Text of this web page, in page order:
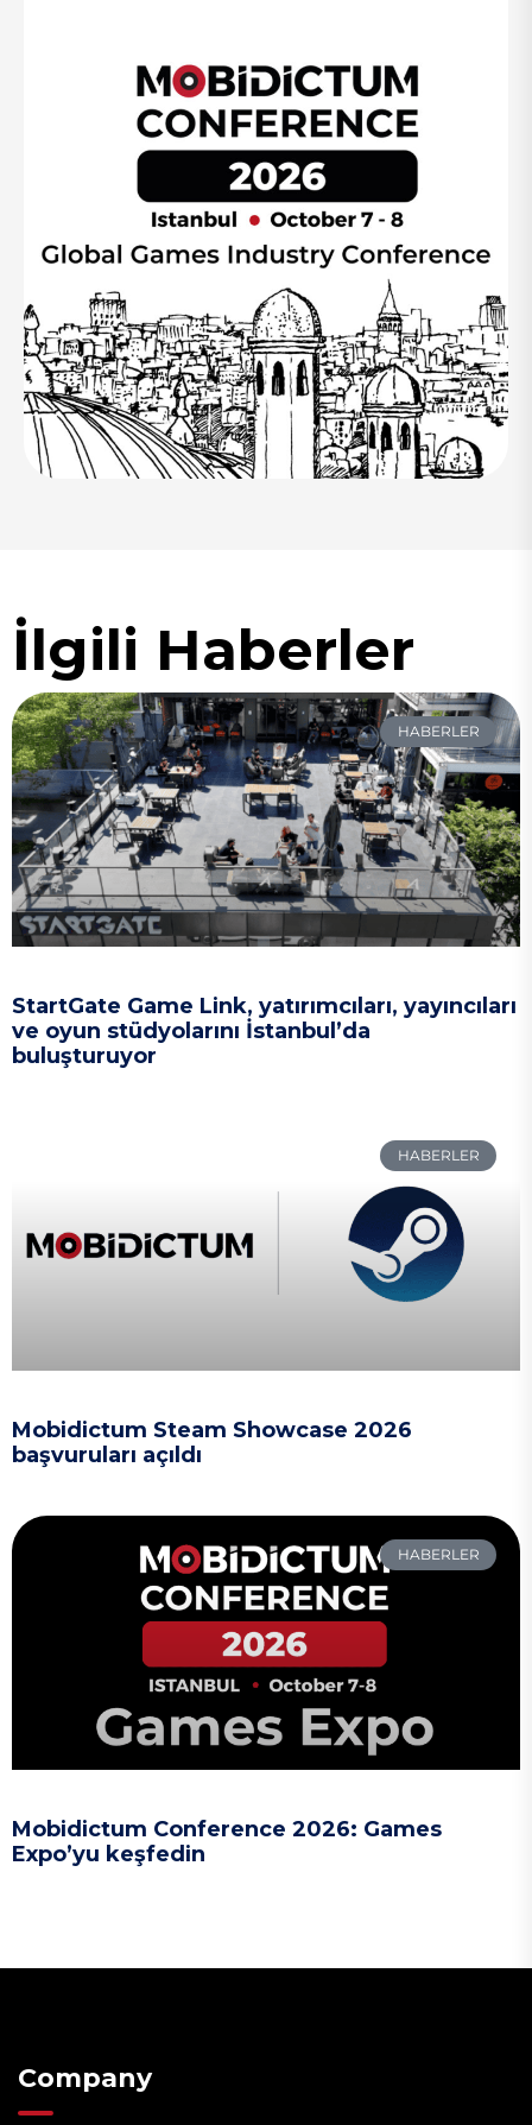
İlgili Haberler
HABERLER
StartGate Game Link, yatırımcıları, yayıncıları
ve oyun stüdyolarını İstanbul’da
buluşturuyor
HABERLER
Mobidictum Steam Showcase 2026
başvuruları açıldı
HABERLER
Mobidictum Conference 2026: Games
Expo’yu keşfedin
Company